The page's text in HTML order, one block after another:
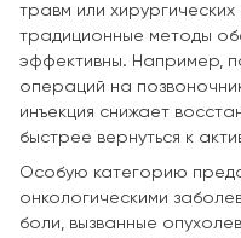
травм или хирургических
традиционные методы
эффективны. Например,
операций на
инъекция снижает
быстрее вернуться к
Особую категорию
онкологическими
боли, вызванные